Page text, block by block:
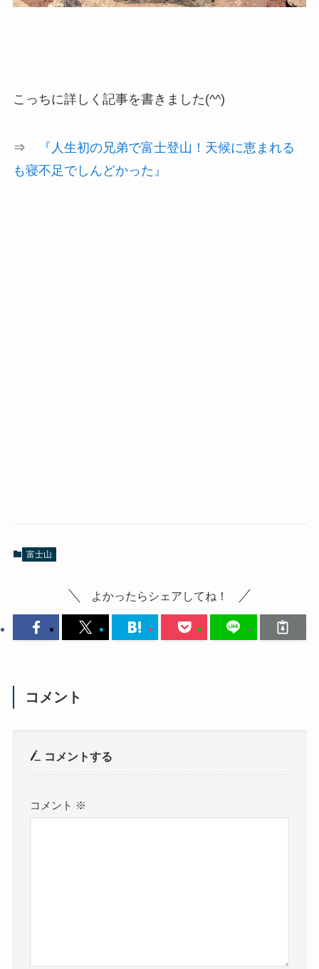
こっちに詳しく記事を書きました(^^)
⇒
『人生初の兄弟で富士登山！天候に恵まれる
も寝不足でしんどかった』
富士山
よかったらシェアしてね！
コメント
コメントする
コメント ※